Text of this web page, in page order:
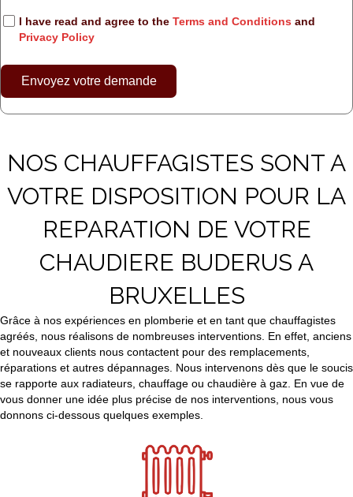
I have read and agree to the Terms and Conditions and
Privacy Policy
Envoyez votre demande
NOS CHAUFFAGISTES SONT A
VOTRE DISPOSITION POUR LA
REPARATION DE VOTRE
CHAUDIERE BUDERUS A
BRUXELLES
Grâce à nos expériences en plomberie et en tant que chauffagistes
agréés, nous réalisons de nombreuses interventions. En effet, anciens
et nouveaux clients nous contactent pour des remplacements,
réparations et autres dépannages. Nous intervenons dès que le soucis
se rapporte aux radiateurs, chauffage ou chaudière à gaz. En vue de
vous donner une idée plus précise de nos interventions, nous vous
donnons ci-dessous quelques exemples.